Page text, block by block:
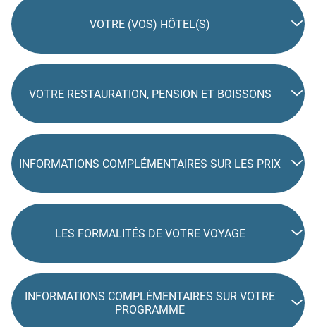
VOTRE (VOS) HÔTEL(S)
VOTRE RESTAURATION, PENSION ET BOISSONS
INFORMATIONS COMPLÉMENTAIRES SUR LES PRIX
LES FORMALITÉS DE VOTRE VOYAGE
INFORMATIONS COMPLÉMENTAIRES SUR VOTRE
PROGRAMME